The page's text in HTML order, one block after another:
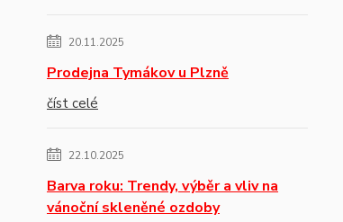
20.11.2025
Prodejna Tymákov u Plzně
číst celé
22.10.2025
Barva roku: Trendy, výběr a vliv na
vánoční skleněné ozdoby